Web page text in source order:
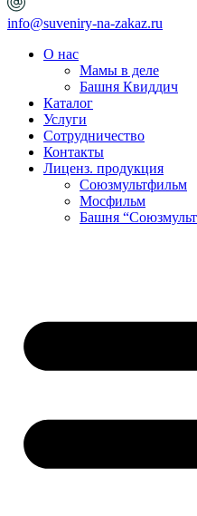
info@suveniry-na-zakaz.ru
О нас
Мамы в деле
Башня Квиддич
Каталог
Услуги
Сотрудничество
Контакты
Лиценз. продукция
Союзмультфильм
Мосфильм
Башня